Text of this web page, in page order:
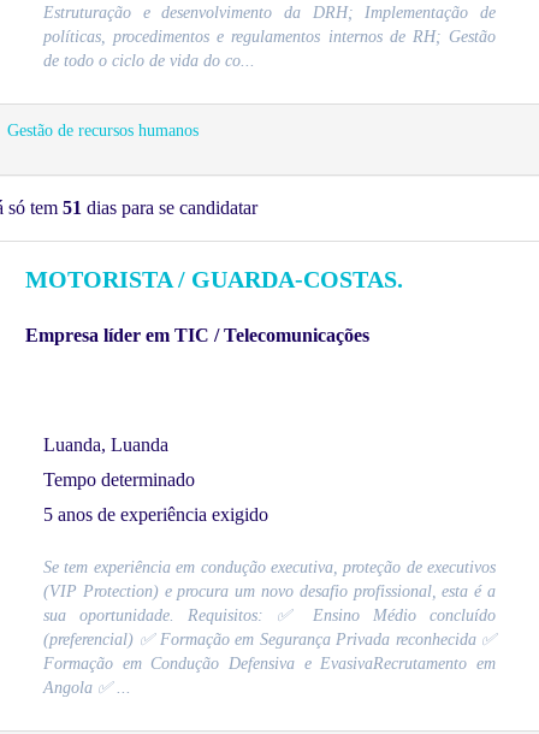
Estruturação e desenvolvimento da DRH; Implementação de
políticas, procedimentos e regulamentos internos de RH; Gestão
de todo o ciclo de vida do co...
Gestão de recursos humanos
só tem 51 dias para se candidatar
MOTORISTA / GUARDA-COSTAS.
Empresa líder em TIC / Telecomunicações
Luanda, Luanda
Tempo determinado
5 anos de experiência exigido
Se tem experiência em condução executiva, proteção de executivos
(VIP Protection) e procura um novo desafio profissional, esta é a
sua oportunidade. Requisitos: ✅ Ensino Médio concluído
(preferencial) ✅ Formação em Segurança Privada reconhecida ✅
Formação em Condução Defensiva e EvasivaRecrutamento em
Angola ✅ ...